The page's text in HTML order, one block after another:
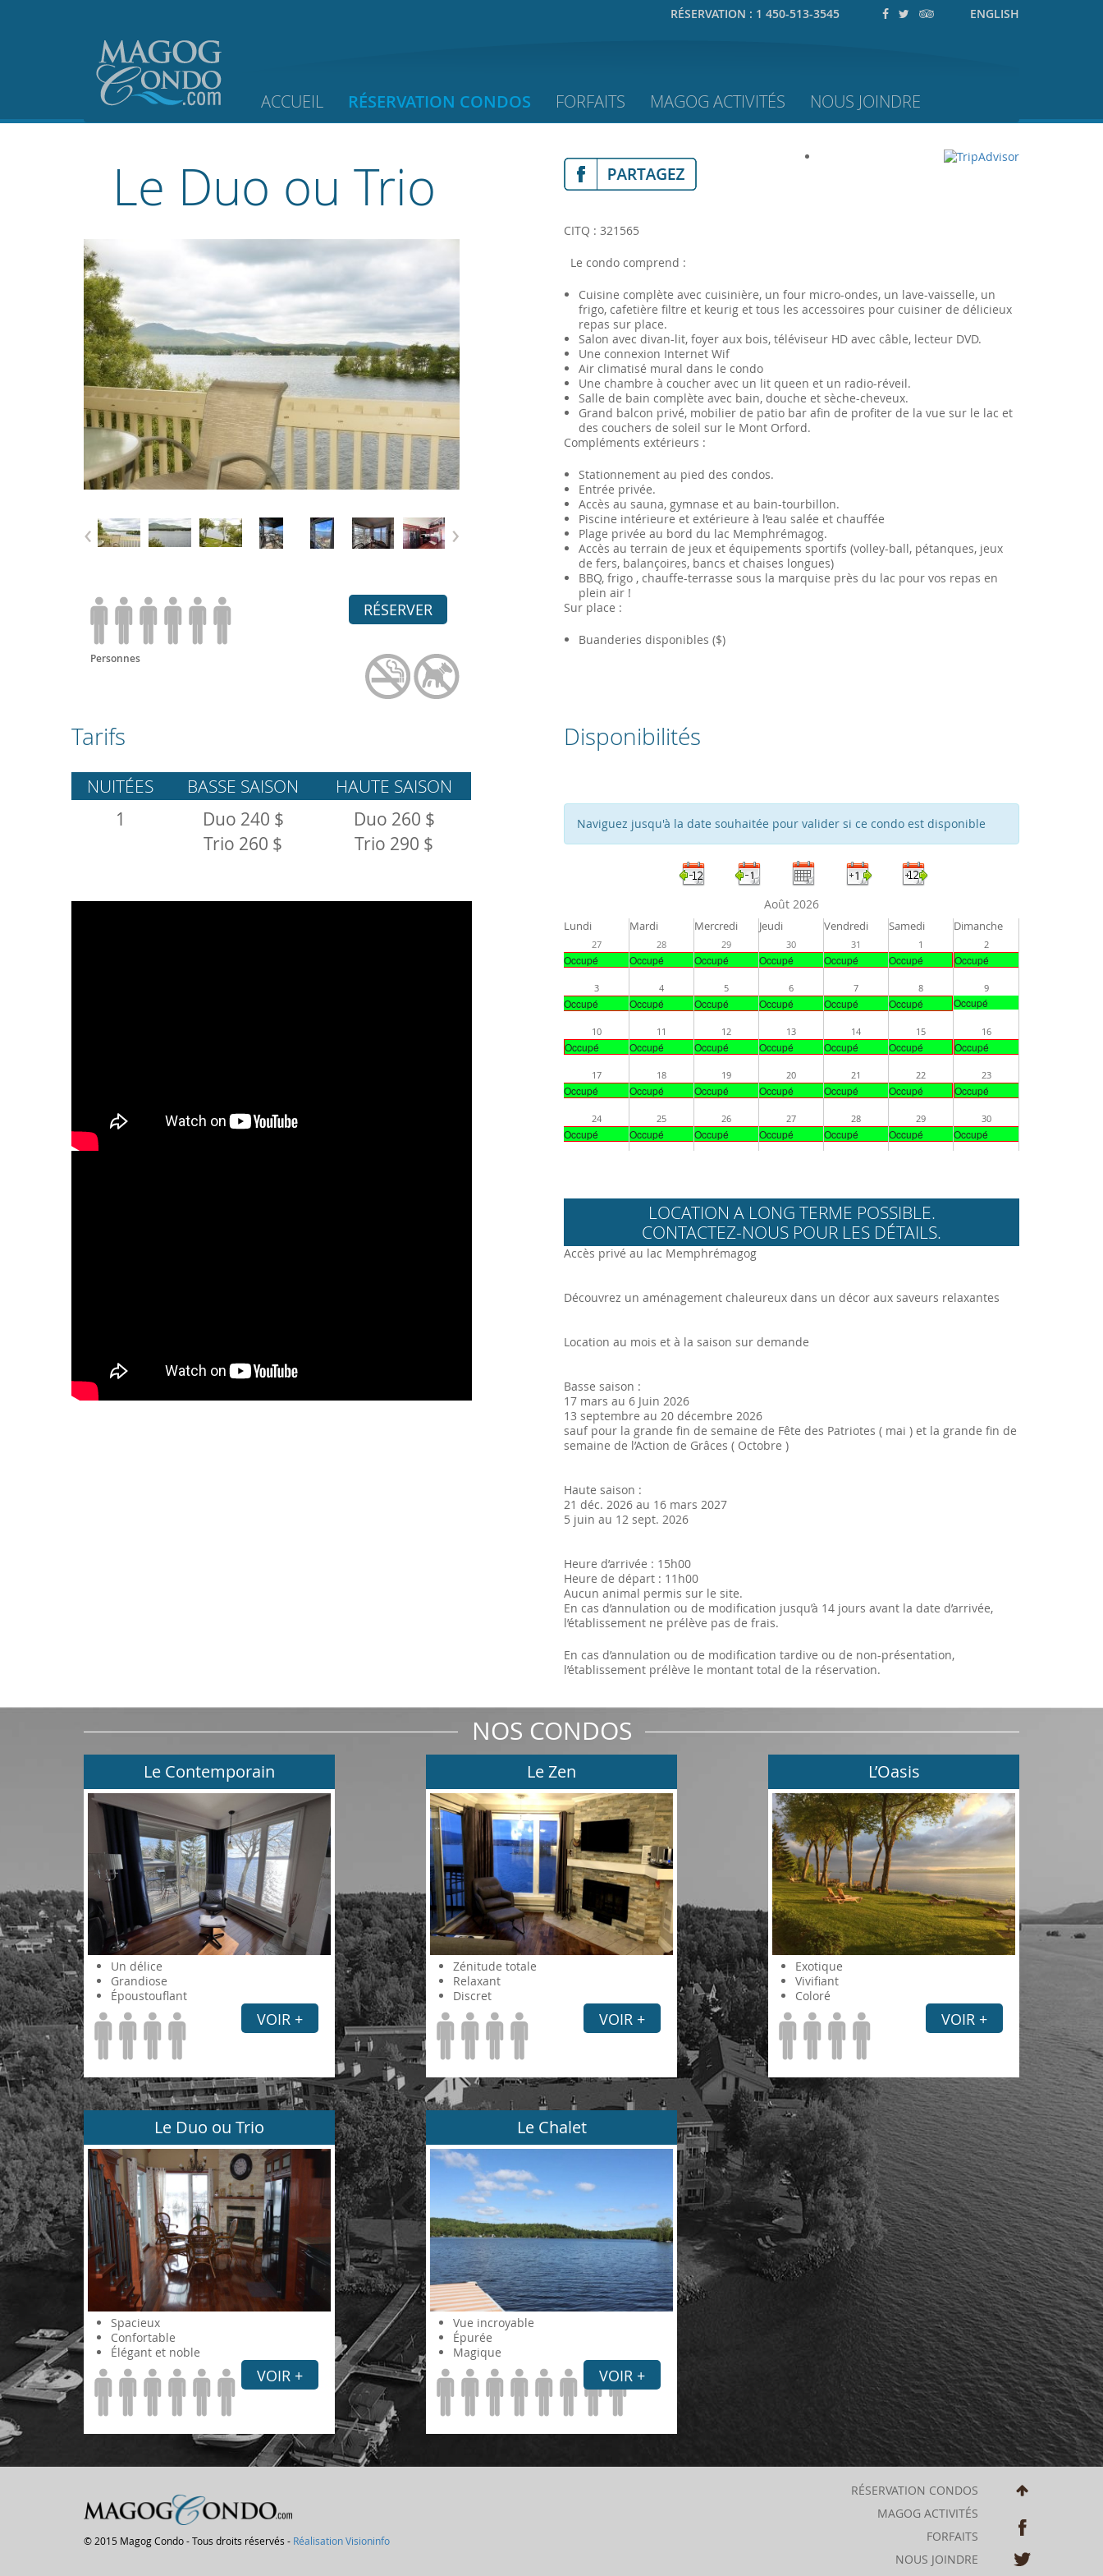
RÉSERVATION : 1 450-513-3545 ENGLISH
ACCUEIL RÉSERVATION CONDOS FORFAITS MAGOG ACTIVITÉS NOUS JOINDRE
Le Duo ou Trio
‹ ›
Personnes
RÉSERVER
CITQ : 321565
Le condo comprend :
Cuisine complète avec cuisinière, un four micro-ondes, un lave-vaisselle, un
frigo, cafetière filtre et keurig et tous les accessoires pour cuisiner de délicieux
repas sur place.
Salon avec divan-lit, foyer aux bois, téléviseur HD avec câble, lecteur DVD.
Une connexion Internet Wif
Air climatisé mural dans le condo
Une chambre à coucher avec un lit queen et un radio-réveil.
Salle de bain complète avec bain, douche et sèche-cheveux.
Grand balcon privé, mobilier de patio bar afin de profiter de la vue sur le lac et
des couchers de soleil sur le Mont Orford.
Compléments extérieurs :
Stationnement au pied des condos.
Entrée privée.
Accès au sauna, gymnase et au bain-tourbillon.
Piscine intérieure et extérieure à l’eau salée et chauffée
Plage privée au bord du lac Memphrémagog.
Accès au terrain de jeux et équipements sportifs (volley-ball, pétanques, jeux
de fers, balançoires, bancs et chaises longues)
BBQ, frigo , chauffe-terrasse sous la marquise près du lac pour vos repas en
plein air !
Sur place :
Buanderies disponibles ($)
Tarifs
NUITÉES BASSE SAISON
HAUTE SAISON
1
Duo 240 $
Trio 260 $
Duo 260 $
Trio 290 $
Disponibilités
Naviguez jusqu'à la date souhaitée pour valider si ce condo est disponible
Août 2026
Lundi Mardi Mercredi Jeudi Vendredi Samedi Dimanche
27
Occupé
28
Occupé
29
Occupé
30
Occupé
31
Occupé
1
Occupé
2
Occupé
3
Occupé
4
Occupé
5
Occupé
6
Occupé
7
Occupé
8
Occupé
9
Occupé
10
Occupé
11
Occupé
12
Occupé
13
Occupé
14
Occupé
15
Occupé
16
Occupé
17
Occupé
18
Occupé
19
Occupé
20
Occupé
21
Occupé
22
Occupé
23
Occupé
24
Occupé
25
Occupé
26
Occupé
27
Occupé
28
Occupé
29
Occupé
30
Occupé
LOCATION A LONG TERME POSSIBLE.
CONTACTEZ-NOUS POUR LES DÉTAILS.
Accès privé au lac Memphrémagog
Découvrez un aménagement chaleureux dans un décor aux saveurs relaxantes
Location au mois et à la saison sur demande
Basse saison :
17 mars au 6 Juin 2026
13 septembre au 20 décembre 2026
sauf pour la grande fin de semaine de Fête des Patriotes ( mai ) et la grande fin de
semaine de l’Action de Grâces ( Octobre )
Haute saison :
21 déc. 2026 au 16 mars 2027
5 juin au 12 sept. 2026
Heure d’arrivée : 15h00
Heure de départ : 11h00
Aucun animal permis sur le site.
En cas d’annulation ou de modification jusqu’à 14 jours avant la date d’arrivée,
l’établissement ne prélève pas de frais.
En cas d’annulation ou de modification tardive ou de non-présentation,
l’établissement prélève le montant total de la réservation.
NOS CONDOS
Le Contemporain
Un délice
Grandiose
Époustouflant
VOIR +
Le Zen
Zénitude totale
Relaxant
Discret
VOIR +
L’Oasis
Exotique
Vivifiant
Coloré
VOIR +
Le Duo ou Trio
Spacieux
Confortable
Élégant et noble
VOIR +
Le Chalet
Vue incroyable
Épurée
Magique
VOIR +
© 2015 Magog Condo - Tous droits réservés - Réalisation Visioninfo
RÉSERVATION CONDOS
MAGOG ACTIVITÉS
FORFAITS
NOUS JOINDRE